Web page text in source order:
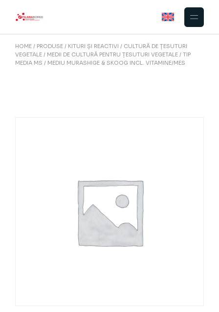
HOME PRODUSE KITURI ȘI REACTIVI
CULTURĂ DE ȚESUTURI
VEGETALE
MEDII DE CULTURĂ PENTRU ȚESUTURI VEGETALE
TIP
MEDIA MS
MEDIU MURASHIGE & SKOOG INCL. VITAMINE/MES